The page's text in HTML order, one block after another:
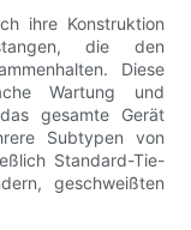
ihre Konstruktion
die den
Diese
Wartung und
gesamte Gerät
Subtypen von
Standard-Tie-
geschweißten